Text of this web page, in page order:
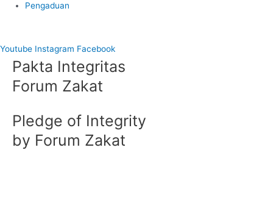
Pengaduan
Youtube Instagram Facebook
Pakta Integritas
Forum Zakat
Pledge of Integrity
by Forum Zakat